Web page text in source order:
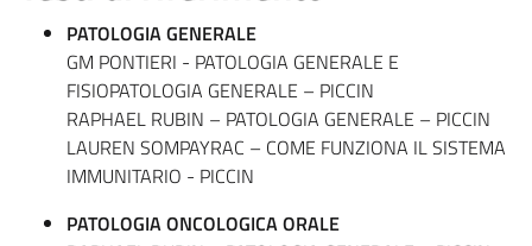
PATOLOGIA GENERALE
GM PONTIERI - PATOLOGIA GENERALE E
FISIOPATOLOGIA GENERALE – PICCIN
RAPHAEL RUBIN – PATOLOGIA GENERALE – PICCIN
LAUREN SOMPAYRAC – COME FUNZIONA IL SISTEMA
IMMUNITARIO - PICCIN
PATOLOGIA ONCOLOGICA ORALE